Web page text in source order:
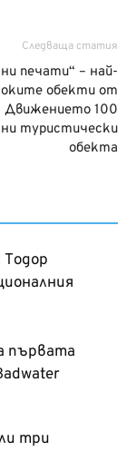
Следваща статия
печати“ – най-
обекти от
Движението 100
туристически
обекта
Тодор
първата
три